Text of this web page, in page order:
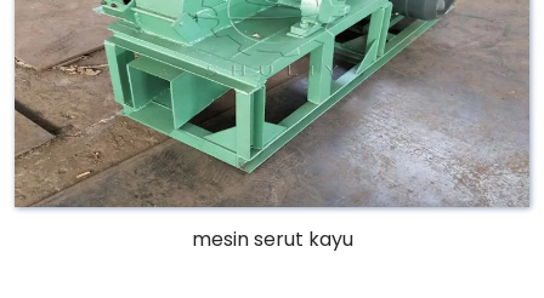
mesin serut kayu